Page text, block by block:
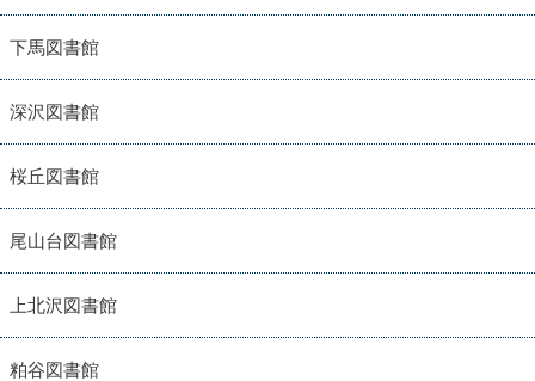
下馬図書館
深沢図書館
桜丘図書館
尾山台図書館
上北沢図書館
粕谷図書館